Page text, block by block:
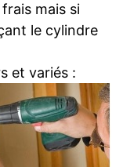
mais si
le cylindre
et variés :